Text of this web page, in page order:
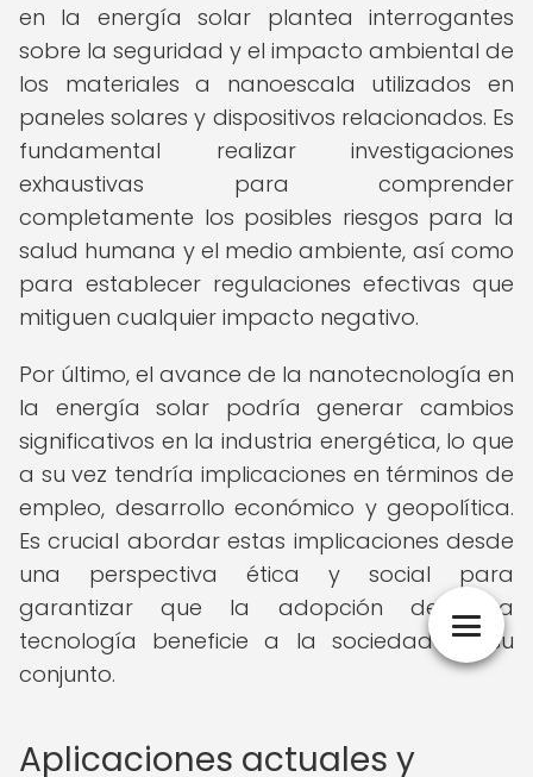
en la energía solar plantea interrogantes
sobre la seguridad y el impacto ambiental de
los materiales a nanoescala utilizados en
paneles solares y dispositivos relacionados. Es
fundamental realizar investigaciones
exhaustivas para comprender
completamente los posibles riesgos para la
salud humana y el medio ambiente, así como
para establecer regulaciones efectivas que
mitiguen cualquier impacto negativo.
Por último, el avance de la nanotecnología en
la energía solar podría generar cambios
significativos en la industria energética, lo que
a su vez tendría implicaciones en términos de
empleo, desarrollo económico y geopolítica.
Es crucial abordar estas implicaciones desde
una perspectiva ética y social para
garantizar que la adopción de esta
tecnología beneficie a la sociedad en su
conjunto.
Aplicaciones actuales y